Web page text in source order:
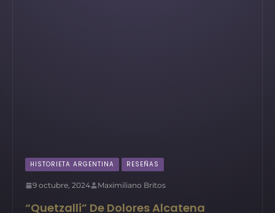
HISTORIETA ARGENTINA RESEÑAS
9 octubre, 2024 Maximiliano Britos
“Quetzalli” De Dolores Alcatena